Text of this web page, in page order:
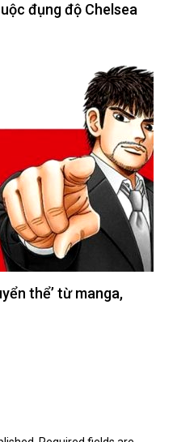
đụng độ Chelsea
thể’ từ manga,